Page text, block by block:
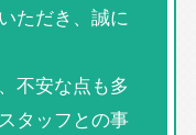
ただき、誠に
不安な点も多
タッフとの事